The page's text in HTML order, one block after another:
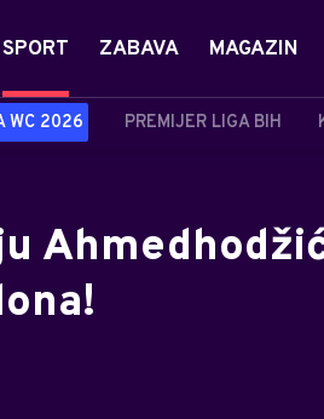
SPORT
WC 2026 PREMIJER LIGA BIH
ZABAVA MAGAZIN